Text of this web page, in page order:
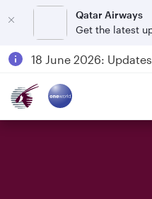
Qatar Airways
Get the latest